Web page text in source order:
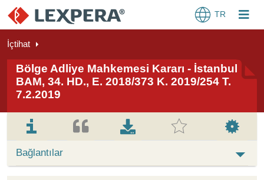
TR
İçtihat
Bölge Adliye Mahkemesi Kararı - İstanbul
BAM, 34. HD., E. 2018/373 K. 2019/254 T.
7.2.2019
Bağlantılar